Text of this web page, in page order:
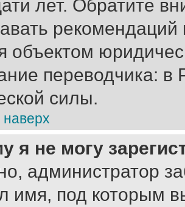
лет. Обратите
объектом
переводчика: в
силы.
наверх
я не могу
администратор
имя, под которым